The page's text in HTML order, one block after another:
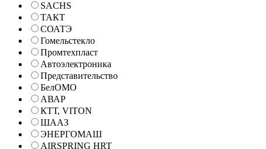
SACHS
ТАКТ
СОАТЭ
Гомельстекло
Промтехпласт
Автоэлектроника
Представительство
БелОМО
АВАР
КТТ, VITON
ШААЗ
ЭНЕРГОМАШ
AIRSPRING HRT